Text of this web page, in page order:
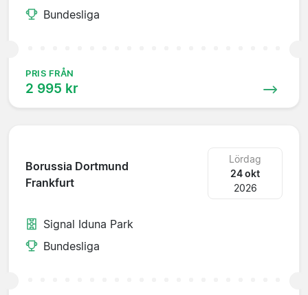
Bundesliga
PRIS FRÅN
2 995 kr
Borussia Dortmund
Frankfurt
Lördag
24 okt
2026
Signal Iduna Park
Bundesliga